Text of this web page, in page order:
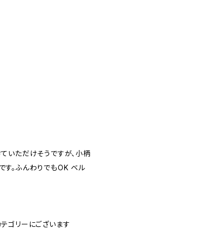
いただけそうですが、小柄
す。ふんわりでもOK ベル
ゴリーにございます